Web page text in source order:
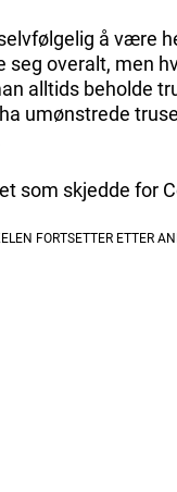
å være
seg overalt, men
alltids beholde
umønstrede
som skjedde for